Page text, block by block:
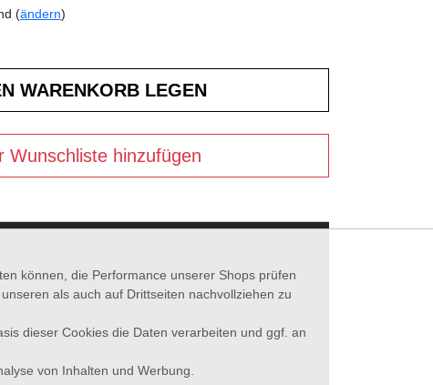
(ändern)
Wunschliste hinzufügen
können, die Performance unserer Shops prüfen
als auch auf Drittseiten nachvollziehen zu
dieser Cookies die Daten verarbeiten und ggf. an
von Inhalten und Werbung.